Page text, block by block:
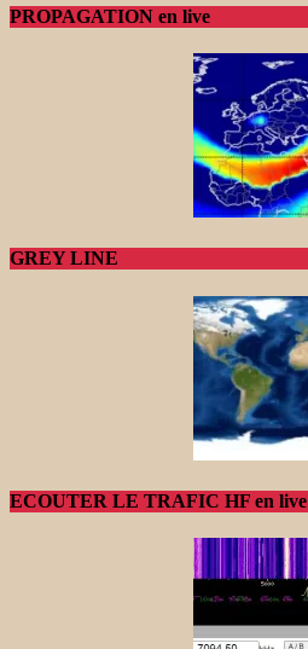
PROPAGATION en live
GREY LINE
ECOUTER LE TRAFIC HF en live